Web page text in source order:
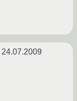
24.07.2009